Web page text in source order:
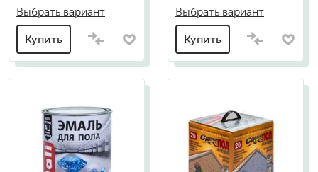
Выбрать вариант
Купить
Выбрать вариант
Купить